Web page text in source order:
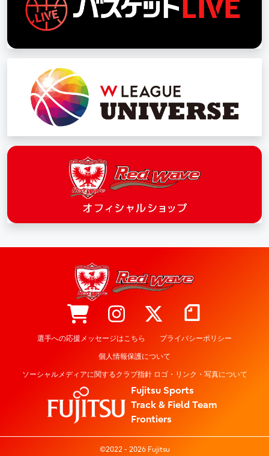
選手への応援メッセージはこちら プライバシーポリシー
個人情報保護について
ソーシャルメディアに関するクラブ指針 ロゴ・リンク・写真について
Fujitsu Sports
Track & Field Team
Frontiers
©2022 - 2026 Fujitsu